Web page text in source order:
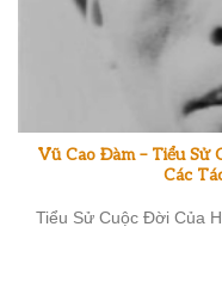
Vũ Cao Đàm – Tiểu Sử
Các
Tiểu Sử Cuộc Đời Của